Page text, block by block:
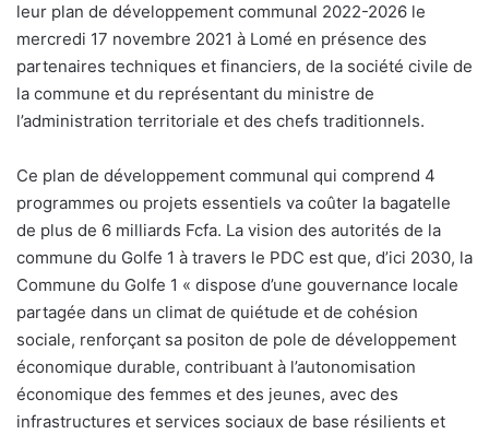
leur plan de développement communal 2022-2026 le
mercredi 17 novembre 2021 à Lomé en présence des
partenaires techniques et financiers, de la société civile de
la commune et du représentant du ministre de
l’administration territoriale et des chefs traditionnels.
Ce plan de développement communal qui comprend 4
programmes ou projets essentiels va coûter la bagatelle
de plus de 6 milliards Fcfa. La vision des autorités de la
commune du Golfe 1 à travers le PDC est que, d’ici 2030, la
Commune du Golfe 1 « dispose d’une gouvernance locale
partagée dans un climat de quiétude et de cohésion
sociale, renforçant sa positon de pole de développement
économique durable, contribuant à l’autonomisation
économique des femmes et des jeunes, avec des
infrastructures et services sociaux de base résilients et